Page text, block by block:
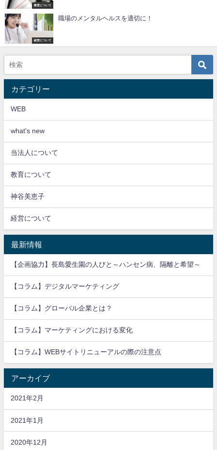
教育について
経営について
職場のメンタルヘルスを適切に！
カテゴリー
WEB
what's new
当法人について
教育について
神谷美恵子
経営について
最新情報
【企画協力】長島愛生園の人びと～ハンセン病、隔離と希望～
【コラム】デジタルマーケティング
【コラム】グローバル企業とは？
【コラム】マーケティングにおける変化
【コラム】WEBサイトリニューアルの際の注意点
アーカイブ
2021年2月
2021年1月
2020年12月